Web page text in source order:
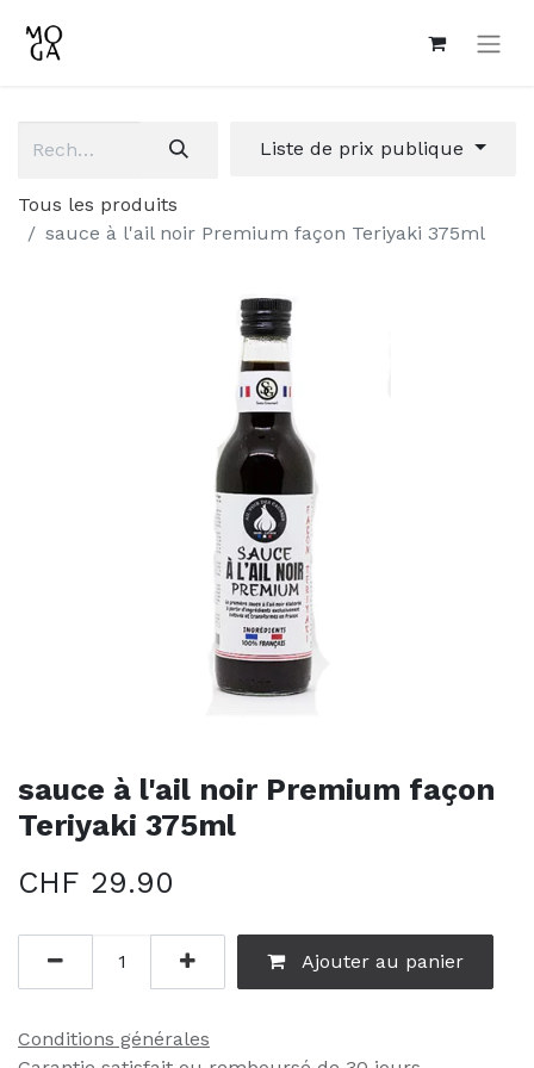
Liste de prix publique
Tous les produits
sauce à l'ail noir Premium façon Teriyaki 375ml
sauce à l'ail noir Premium façon
Teriyaki 375ml
CHF 29.90
Ajouter au panier
Conditions générales